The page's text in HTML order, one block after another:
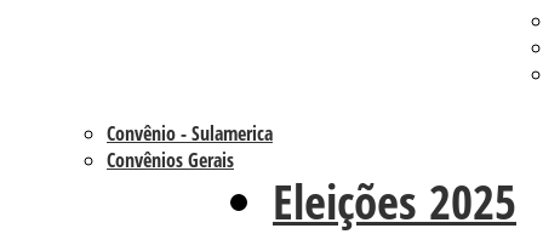
Convênio - Sulamerica
Convênios Gerais
Eleições 2025